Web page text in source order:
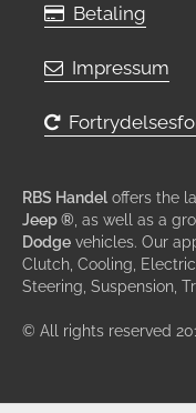
Betaling
Impressum
RBS Handel offers the
Jeep ® , as well as a
Dodge vehicles. Our
Clutch, Cooling,
Steering, Suspension,
© All rights reserved